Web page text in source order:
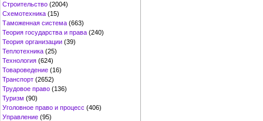
Строительство (2004)
Схемотехника (15)
Таможенная система (663)
Теория государства и права (240)
Теория организации (39)
Теплотехника (25)
Технология (624)
Товароведение (16)
Транспорт (2652)
Трудовое право (136)
Туризм (90)
Уголовное право и процесс (406)
Управление (95)